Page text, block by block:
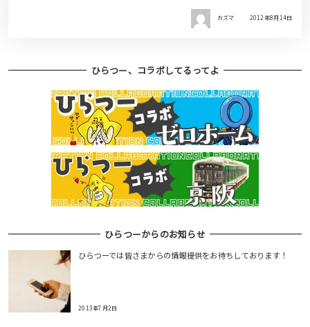
カズマ 2012年8月14日
ひらつー、コラボしてるってよ
ひらつーからのお知らせ
ひらつーでは皆さまからの情報提供をお待ちしております！
2013年7月2日